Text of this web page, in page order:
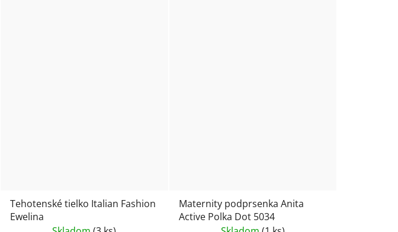
Tehotenské tielko Italian Fashion
Ewelina
Maternity podprsenka Anita
Active Polka Dot 5034